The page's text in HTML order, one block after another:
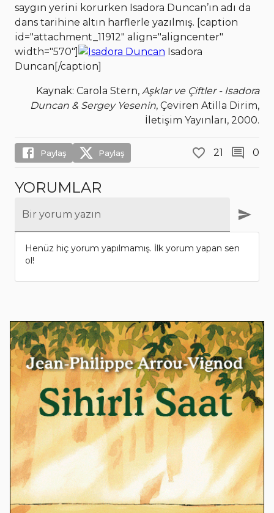
saygın yerini korurken Isadora Duncan’ın adı da
dans tarihine altın harflerle yazılmış. [caption
id="attachment_11912" align="aligncenter"
width="570"]
Isadora
Duncan[/caption]
Kaynak: Carola Stern, Aşklar ve Çiftler - Isadora
Duncan & Sergey Yesenin, Çeviren Atilla Dirim,
İletişim Yayınları, 2000.
Paylaş Paylaş 21 0
YORUMLAR
Bir yorum yazın
Henüz hiç yorum yapılmamış. İlk yorum yapan sen
ol!